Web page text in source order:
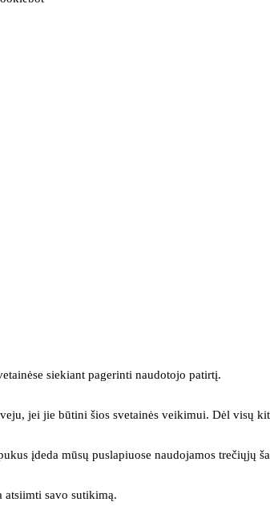
siekiant pagerinti naudotojo patirtį.
jei jie būtini šios svetainės veikimui. Dėl visų
įdeda mūsų puslapiuose naudojamos trečiųjų
atsiimti savo sutikimą.